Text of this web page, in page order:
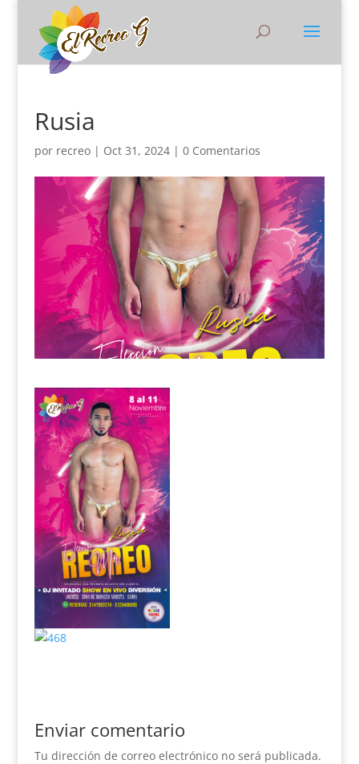
Rusia
por recreo| Oct 31, 2024| 0 Comentarios
Enviar comentario
Tu dirección de correo electrónico no será publicada.